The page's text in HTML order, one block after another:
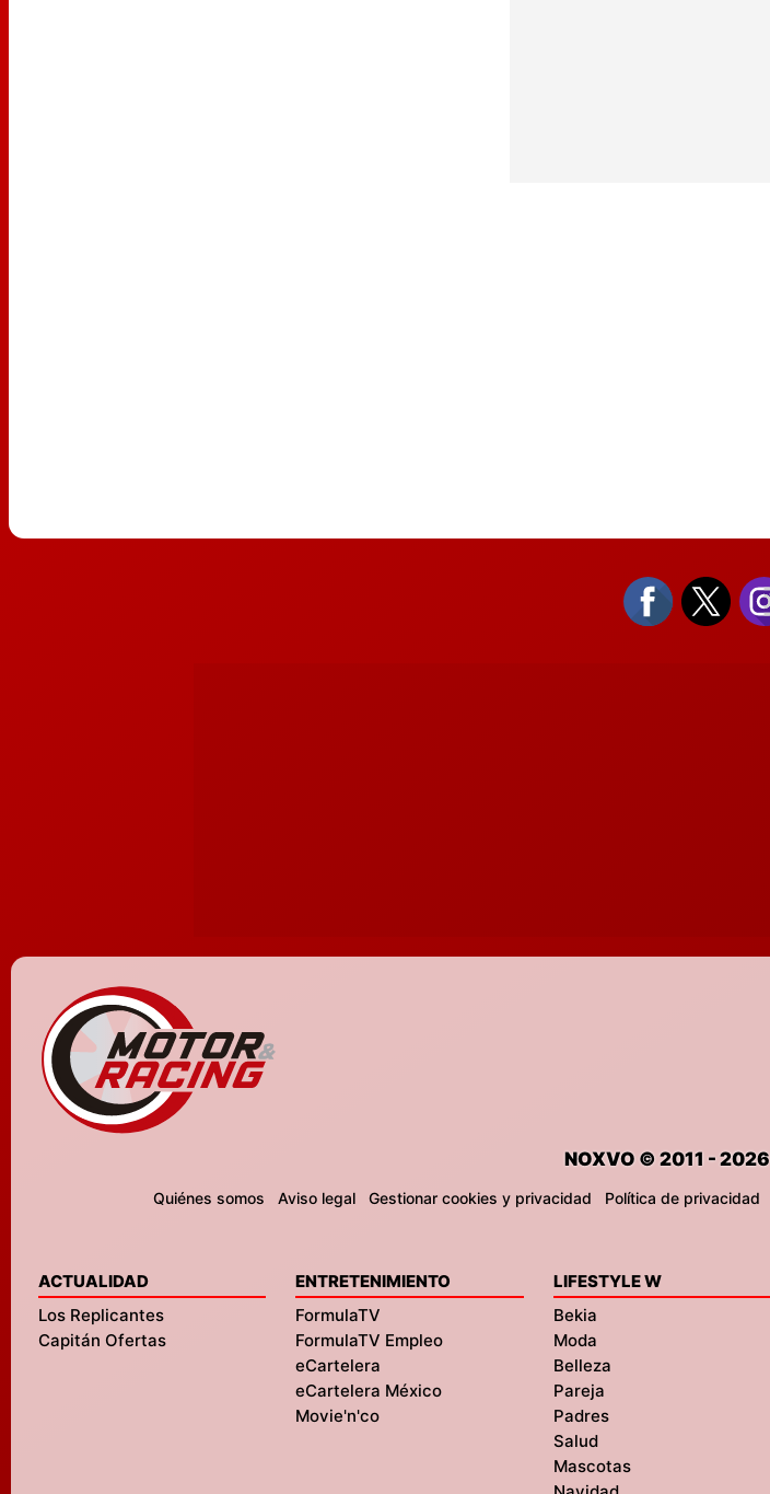
NOXVO © 2011 - 2026
Quiénes somos Aviso legal Gestionar cookies y privacidad Política de privacidad
ACTUALIDAD
Los Replicantes
Capitán Ofertas
ENTRETENIMIENTO
FormulaTV
FormulaTV Empleo
eCartelera
eCartelera México
Movie'n'co
LIFESTYLE W
Bekia
Moda
Belleza
Pareja
Padres
Salud
Mascotas